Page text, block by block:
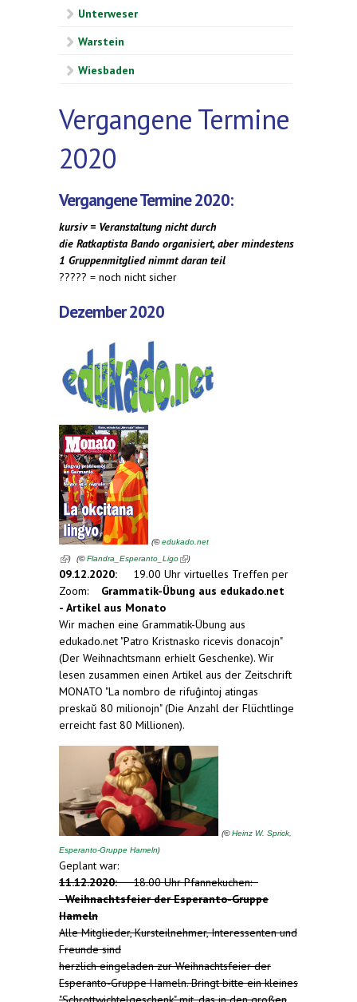
Unterweser
Warstein
Wiesbaden
Vergangene Termine
2020
Vergangene Termine 2020:
kursiv = Veranstaltung nicht durch
die Ratkaptista Bando organisiert, aber mindestens
1 Gruppenmitglied nimmt daran teil
????? = noch nicht sicher
Dezember 2020
(©edukado.net
(link is external)
) (©Flandra_Esperanto_Ligo(link is external)
)
09.12.2020: 19.00 Uhr virtuelles Treffen per
Zoom: Grammatik-Übung aus edukado.net
- Artikel aus Monato
Wir machen eine Grammatik-Übung aus
edukado.net "Patro Kristnasko ricevis donacojn"
(Der Weihnachtsmann erhielt Geschenke). Wir
lesen zusammen einen Artikel aus der Zeitschrift
MONATO "La nombro de rifuĝintoj atingas
preskaŭ 80 milionojn" (Die Anzahl der Flüchtlinge
erreicht fast 80 Millionen).
(©Heinz W. Sprick,
Esperanto-Gruppe Hameln)
Geplant war:
11.12.2020:18.00 Uhr Pfannekuchen:
Weihnachtsfeier der Esperanto-Gruppe
Hameln
Alle Mitglieder, Kursteilnehmer, Interessenten und
Freunde sind
herzlich eingeladen zur Weihnachtsfeier der
Esperanto-Gruppe Hameln. Bringt bitte ein kleines